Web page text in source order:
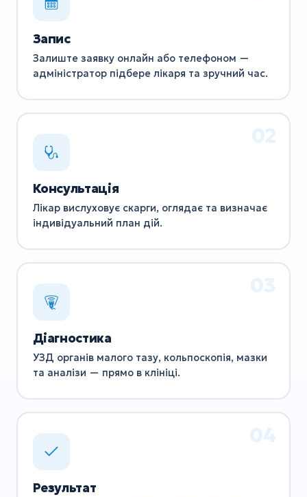
Запис
Залиште заявку онлайн або телефоном —
адміністратор підбере лікаря та зручний час.
Консультація
Лікар вислуховує скарги, оглядає та визначає
індивідуальний план дій.
Діагностика
УЗД органів малого тазу, кольпоскопія, мазки
та аналізи — прямо в клініці.
Результат